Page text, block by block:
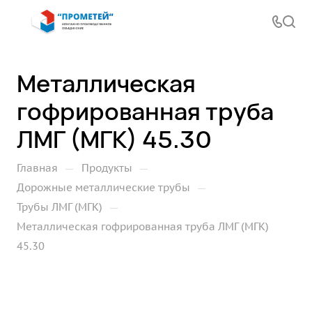
Металлическая
гофрированная труба
ЛМГ (МГК) 45.30
Главная — Продукты —
Дорожные металлические трубы —
Трубы ЛМГ (МГК) —
Металлическая гофрированная труба ЛМГ (МГК)
45.30